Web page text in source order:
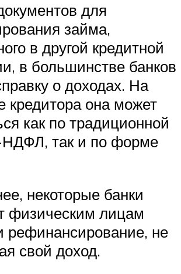
для
займа,
в другой кредитной
в большинстве банков
о доходах. На
кредитора она может
как по традиционной
так и по форме
некоторые банки
физическим лицам
рефинансирование, не
свой доход.